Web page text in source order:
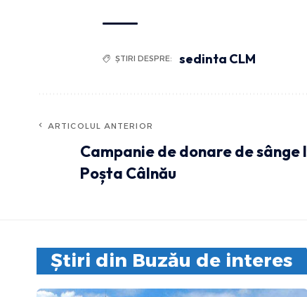
ȘTIRI DESPRE: sedinta CLM
ARTICOLUL ANTERIOR
Campanie de donare de sânge
Poșta Câlnău
Știri din Buzău de interes